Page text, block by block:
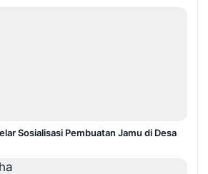
Sosialisasi Pembuatan Jamu di Desa